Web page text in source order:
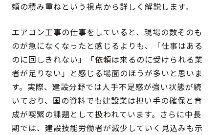
頼の積み重ねという視点から詳しく解説します。
エアコン工事の仕事をしていると、現場の数そのも
のが急になくなったと感じるよりも、「仕事はある
のに回しきれない」「依頼は来るのに受けられる業
者が足りない」と感じる場面のほうが多いと思いま
す。実際、建設分野では人手不足感が強い状態が続
いており、国の資料でも建設業は担い手の確保と育
成が喫緊の課題として扱われています。さらに中長
期では、建設技能労働者が減少していく見込みも示